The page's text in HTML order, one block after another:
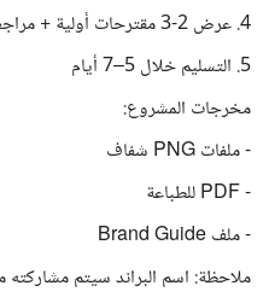
4. عرض 2-3 مقترحات أولية + مراجعات حتى الرضا
5. التسليم خلال 5–7 أيام
مخرجات المشروع:
- ملفات PNG شفاف
- PDF للطباعة
- ملف Brand Guide
ملاحظة: اسم البراند سيتم مشاركته